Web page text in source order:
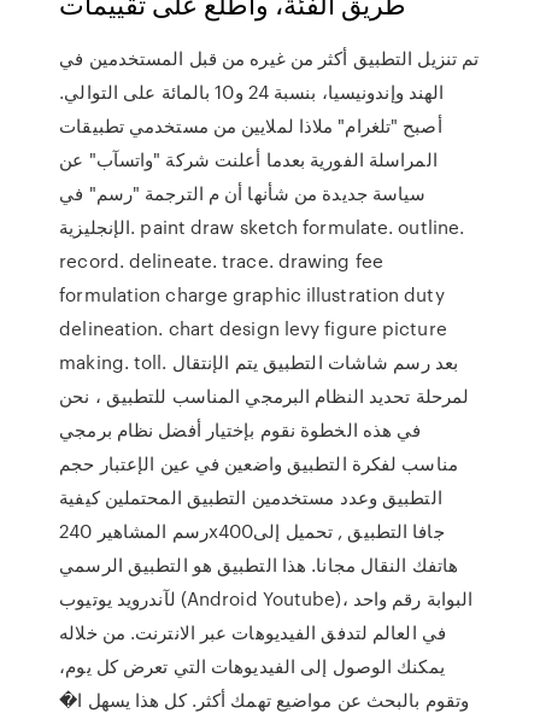
تم تنزيل التطبيق أكثر من غيره من قبل المستخدمين في
الهند وإندونيسيا، بنسبة 24 و10 بالمائة على التوالي.
أصبح "تلغرام" ملاذا لملايين من مستخدمي تطبيقات
المراسلة الفورية بعدما أعلنت شركة "واتسآب" عن
سياسة جديدة من شأنها أن م الترجمة "رسم" في
الإنجليزية. paint draw sketch formulate. outline.
record. delineate. trace. drawing fee
formulation charge graphic illustration duty
delineation. chart design levy figure picture
making. toll. بعد رسم شاشات التطبيق يتم الإنتقال
لمرحلة تحديد النظام البرمجي المناسب للتطبيق ، نحن
في هذه الخطوة نقوم بإختيار أفضل نظام برمجي
مناسب لفكرة التطبيق واضعين في عين الإعتبار حجم
التطبيق وعدد مستخدمين التطبيق المحتملين كيفية
رسم المشاهير 240x400جافا التطبيق , تحميل إلى
هاتفك النقال مجانا. هذا التطبيق هو التطبيق الرسمي
لآندرويد يوتيوب (Android Youtube)، البوابة رقم واحد
في العالم لتدفق الفيديوهات عبر الانترنت. من خلاله
يمكنك الوصول إلى الفيديوهات التي تعرض كل يوم،
وتقوم بالبحث عن مواضيع تهمك أكثر. كل هذا يسهل ا�